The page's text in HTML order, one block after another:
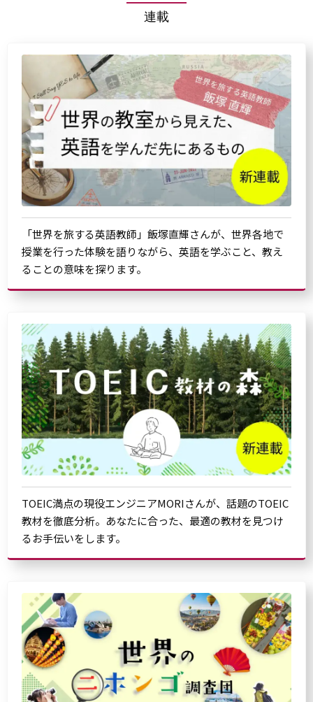
連載
「世界を旅する英語教師」飯塚直輝さんが、世界各地で
授業を行った体験を語りながら、英語を学ぶこと、教え
ることの意味を探ります。
TOEIC満点の現役エンジニアMORIさんが、話題のTOEIC
教材を徹底分析。あなたに合った、最適の教材を見つけ
るお手伝いをします。